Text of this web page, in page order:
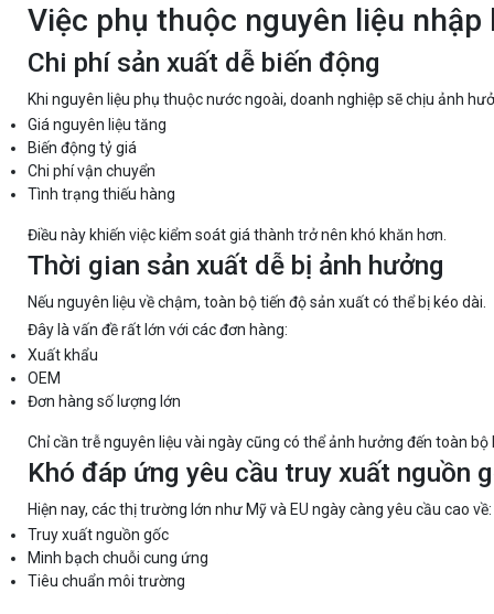
Việc phụ thuộc nguyên liệu
Chi phí sản xuất dễ biến động
Khi nguyên liệu phụ thuộc nước ngoài, doanh nghiệp sẽ chịu ảnh
Giá nguyên liệu tăng
Biến động tỷ giá
Chi phí vận chuyển
Tình trạng thiếu hàng
Điều này khiến việc kiểm soát giá thành trở nên khó khăn hơn.
Thời gian sản xuất dễ bị ảnh hưởng
Nếu nguyên liệu về chậm, toàn bộ tiến độ sản xuất có thể bị kéo dài.
Đây là vấn đề rất lớn với các đơn hàng:
Xuất khẩu
OEM
Đơn hàng số lượng lớn
Chỉ cần trễ nguyên liệu vài ngày cũng có thể ảnh hưởng đến toàn bộ
Khó đáp ứng yêu cầu truy xuất nguồn
Hiện nay, các thị trường lớn như Mỹ và EU ngày càng yêu cầu cao về:
Truy xuất nguồn gốc
Minh bạch chuỗi cung ứng
Tiêu chuẩn môi trường